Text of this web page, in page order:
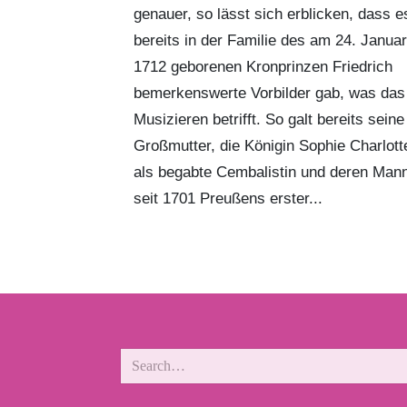
genauer, so lässt sich erblicken, dass
bereits in der Familie des am 24. Januar
1712 geborenen Kronprinzen Friedrich
bemerkenswerte Vorbilder gab, was das
Musizieren betrifft. So galt bereits seine
Großmutter, die Königin Sophie
als begabte Cembalistin und deren
seit 1701 Preußens erster...